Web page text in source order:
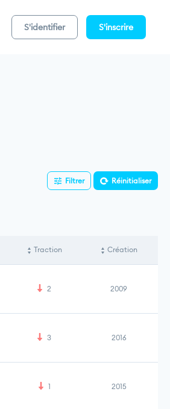
S'identifier S'inscrire
Filtrer Réinitialiser
Traction Création
2 2009
3 2016
1 2015